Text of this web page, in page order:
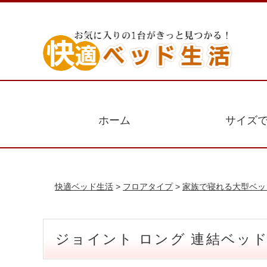
ホーム サイズ
快適ベッド生活 > フロアタイプ> 家族で寝れる大型ベ
ジョイント ロング 連結ベッ